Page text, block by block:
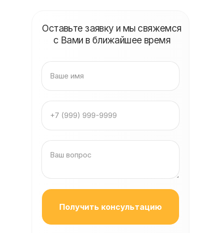
Оставьте заявку и мы свяжемся
с Вами в ближайшее время
Получить консультацию